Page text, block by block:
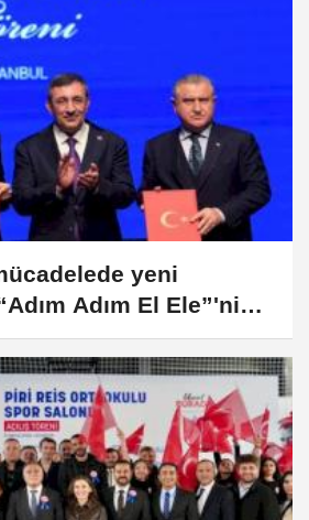
yeni
Adım El Ele”'nin
verildi